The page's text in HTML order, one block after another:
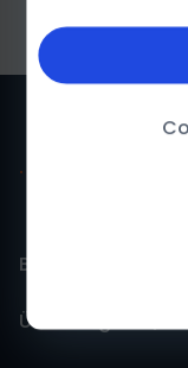
Biogen für mich
Biogen Für mich-
Über Biogen